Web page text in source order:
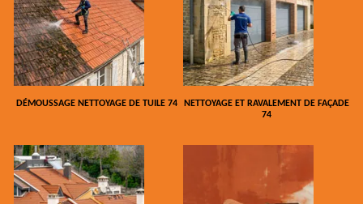
DÉMOUSSAGE NETTOYAGE DE TUILE 74
NETTOYAGE ET RAVALEMENT DE FAÇADE
74